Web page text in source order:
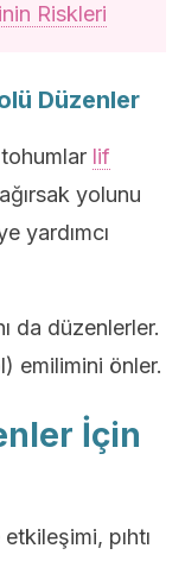
Riskleri
Düzenler
tohumlar lif
yolunu
yardımcı
da düzenlerler.
emilimini önler.
İçin
pıhtı